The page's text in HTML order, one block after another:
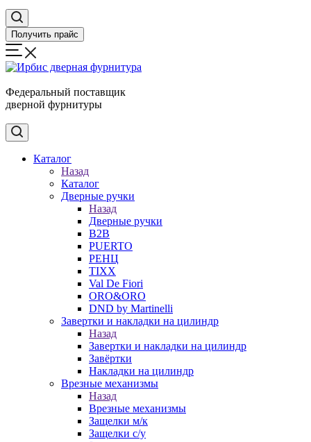
Получить прайс
Федеральный поставщик
дверной фурнитуры
Каталог
Назад
Каталог
Дверные ручки
Назад
Дверные ручки
B2B
PUERTO
РЕНЦ
TIXX
Val De Fiori
ORO&ORO
DND by Martinelli
Завертки и накладки на цилиндр
Назад
Завертки и накладки на цилиндр
Завёртки
Накладки на цилиндр
Врезные механизмы
Назад
Врезные механизмы
Защелки м/к
Защелки с/у